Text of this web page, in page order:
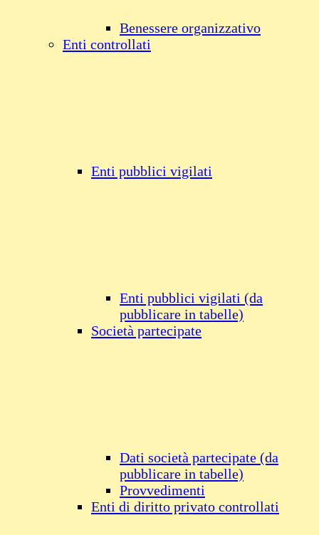
Benessere organizzativo
Enti controllati
Enti pubblici vigilati
Enti pubblici vigilati (da
pubblicare in tabelle)
Società partecipate
Dati società partecipate (da
pubblicare in tabelle)
Provvedimenti
Enti di diritto privato controllati